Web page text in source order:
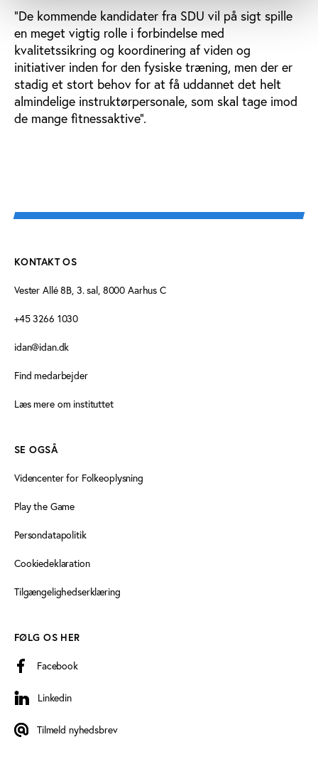
"De kommende kandidater fra SDU vil på sigt spille
en meget vigtig rolle i forbindelse med
kvalitetssikring og koordinering af viden og
initiativer inden for den fysiske træning, men der er
stadig et stort behov for at få uddannet det helt
almindelige instruktørpersonale, som skal tage imod
de mange fitnessaktive”.
KONTAKT OS
Vester Allé 8B, 3. sal, 8000 Aarhus C
+45 3266 1030
idan@idan.dk
Find medarbejder
Læs mere om instituttet
SE OGSÅ
Videncenter for Folkeoplysning
Play the Game
Persondatapolitik
Cookiedeklaration
Tilgængelighedserklæring
FØLG OS HER
Facebook
Linkedin
Linkedin
Tilmeld nyhedsbrev
Tilmeld nyhedsbrev